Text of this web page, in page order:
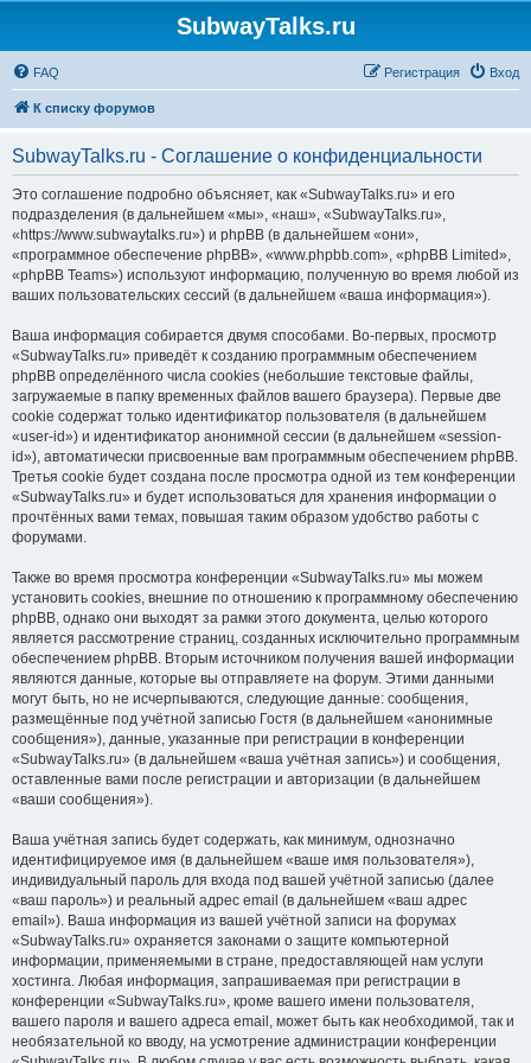
SubwayTalks.ru
FAQ Вход
Регистрация
К списку форумов
SubwayTalks.ru - Соглашение о конфиденциальности
Это соглашение подробно объясняет, как «SubwayTalks.ru» и его
подразделения (в дальнейшем «мы», «наш», «SubwayTalks.ru»,
«https://www.subwaytalks.ru») и phpBB (в дальнейшем «они»,
«программное обеспечение phpBB», «www.phpbb.com», «phpBB Limited»,
«phpBB Teams») используют информацию, полученную во время любой из
ваших пользовательских сессий (в дальнейшем «ваша информация»).
Ваша информация собирается двумя способами. Во-первых, просмотр
«SubwayTalks.ru» приведёт к созданию программным обеспечением
phpBB определённого числа cookies (небольшие текстовые файлы,
загружаемые в папку временных файлов вашего браузера). Первые две
cookie содержат только идентификатор пользователя (в дальнейшем
«user-id») и идентификатор анонимной сессии (в дальнейшем «session-
id»), автоматически присвоенные вам программным обеспечением phpBB.
Третья cookie будет создана после просмотра одной из тем конференции
«SubwayTalks.ru» и будет использоваться для хранения информации о
прочтённых вами темах, повышая таким образом удобство работы с
форумами.
Также во время просмотра конференции «SubwayTalks.ru» мы можем
установить cookies, внешние по отношению к программному обеспечению
phpBB, однако они выходят за рамки этого документа, целью которого
является рассмотрение страниц, созданных исключительно программным
обеспечением phpBB. Вторым источником получения вашей информации
являются данные, которые вы отправляете на форум. Этими данными
могут быть, но не исчерпываются, следующие данные: сообщения,
размещённые под учётной записью Гостя (в дальнейшем «анонимные
сообщения»), данные, указанные при регистрации в конференции
«SubwayTalks.ru» (в дальнейшем «ваша учётная запись») и сообщения,
оставленные вами после регистрации и авторизации (в дальнейшем
«ваши сообщения»).
Ваша учётная запись будет содержать, как минимум, однозначно
идентифицируемое имя (в дальнейшем «ваше имя пользователя»),
индивидуальный пароль для входа под вашей учётной записью (далее
«ваш пароль») и реальный адрес email (в дальнейшем «ваш адрес
email»). Ваша информация из вашей учётной записи на форумах
«SubwayTalks.ru» охраняется законами о защите компьютерной
информации, применяемыми в стране, предоставляющей нам услуги
хостинга. Любая информация, запрашиваемая при регистрации в
конференции «SubwayTalks.ru», кроме вашего имени пользователя,
вашего пароля и вашего адреса email, может быть как необходимой, так и
необязательной ко вводу, на усмотрение администрации конференции